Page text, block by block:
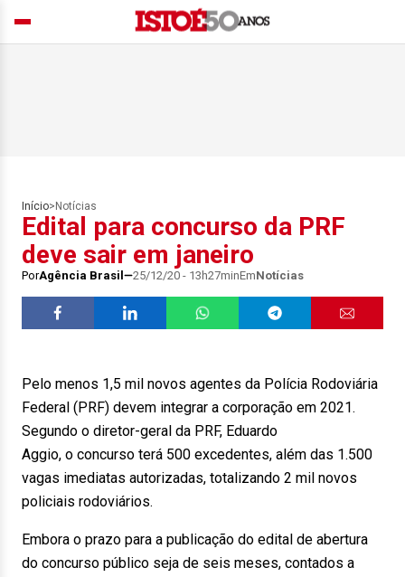
Início> Notícias
Edital para concurso da PRF
deve sair em janeiro
PorAgência Brasil 25/12/20 - 13h27minEmNotícias
Pelo menos 1,5 mil novos agentes da Polícia Rodoviária
Federal (PRF) devem integrar a corporação em 2021.
Segundo o diretor-geral da PRF, Eduardo
Aggio, o concurso terá 500 excedentes, além das 1.500
vagas imediatas autorizadas, totalizando 2 mil novos
policiais rodoviários.
Embora o prazo para a publicação do edital de abertura
do concurso público seja de seis meses, contados a